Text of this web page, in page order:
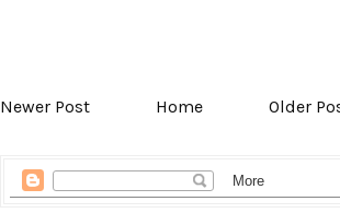
Newer Post Home Older